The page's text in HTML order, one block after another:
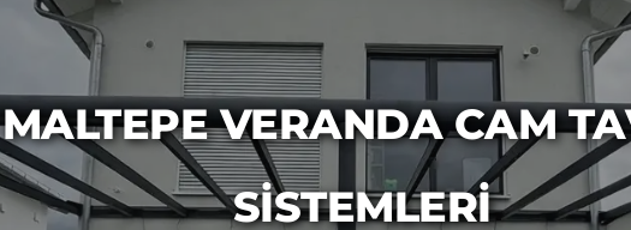
MALTEPE VERANDA CAM
SISTEMLERI